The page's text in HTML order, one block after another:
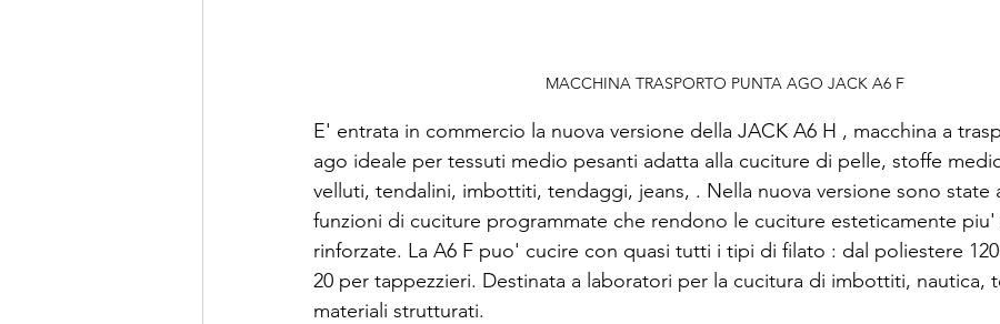
MACCHINA TRASPORTO PUNTA AGO JACK A6 F
E' entrata in commercio la nuova versione della JACK A6 H , macchina a
ago ideale per tessuti medio pesanti adatta alla cuciture di pelle, stoffe
velluti, tendalini, imbottiti, tendaggi, jeans, . Nella nuova versione sono state
funzioni di cuciture programmate che rendono le cuciture esteticamente
rinforzate. La A6 F puo' cucire con quasi tutti i tipi di filato : dal poliestere 120
20 per tappezzieri. Destinata a laboratori per la cucitura di imbottiti, nautica,
materiali strutturati.